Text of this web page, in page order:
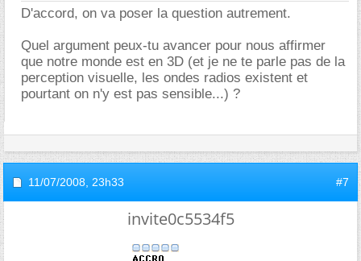
D'accord, on va poser la question autrement.
Quel argument peux-tu avancer pour nous affirmer
que notre monde est en 3D (et je ne te parle pas de la
perception visuelle, les ondes radios existent et
pourtant on n'y est pas sensible...) ?
11/07/2008, 23h33 #7
invite0c5534f5